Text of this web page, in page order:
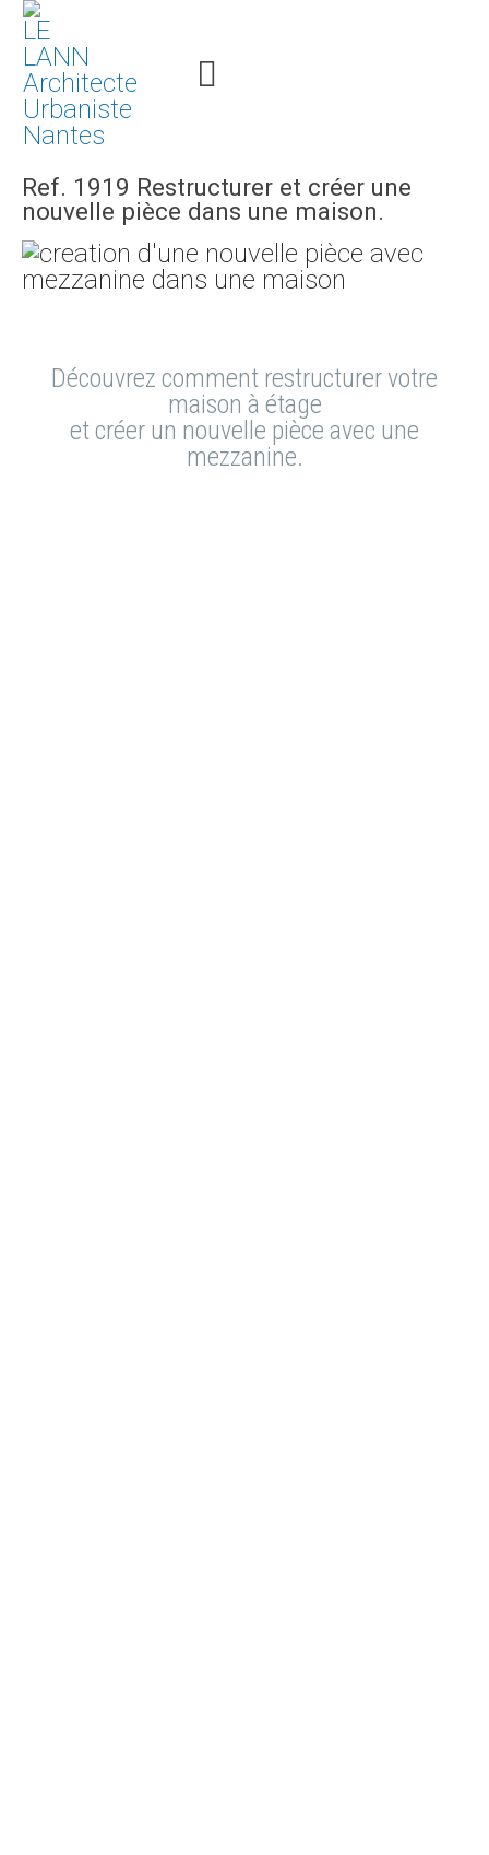
Ref. 1919 Restructurer et créer une
nouvelle pièce dans une maison.
Découvrez comment restructurer votre
maison à étage
et créer un nouvelle pièce avec une
mezzanine.